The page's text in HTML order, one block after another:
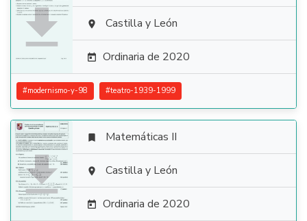
  Castilla y León
 Ordinaria de 2020
#modernismo-y-98 #teatro-1939-1999

 Matemáticas II
 Castilla y León
 Ordinaria de 2020